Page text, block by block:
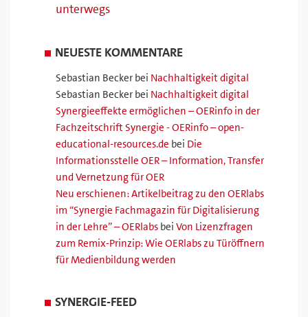
unterwegs
NEUESTE KOMMENTARE
Sebastian Becker bei Nachhaltigkeit digital
Sebastian Becker bei Nachhaltigkeit digital
Synergieeffekte ermöglichen – OERinfo in der
Fachzeitschrift Synergie - OERinfo – open-
educational-resources.de bei Die
Informationsstelle OER – Information, Transfer
und Vernetzung für OER
Neu erschienen: Artikelbeitrag zu den OERlabs
im “Synergie Fachmagazin für Digitalisierung
in der Lehre” – OERlabs bei Von Lizenzfragen
zum Remix-Prinzip: Wie OERlabs zu Türöffnern
für Medienbildung werden
SYNERGIE-FEED